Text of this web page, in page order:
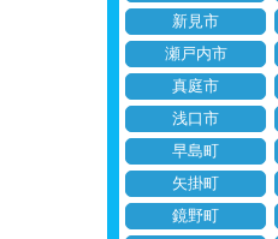
新見市
瀬戸内市
真庭市
浅口市
早島町
矢掛町
鏡野町